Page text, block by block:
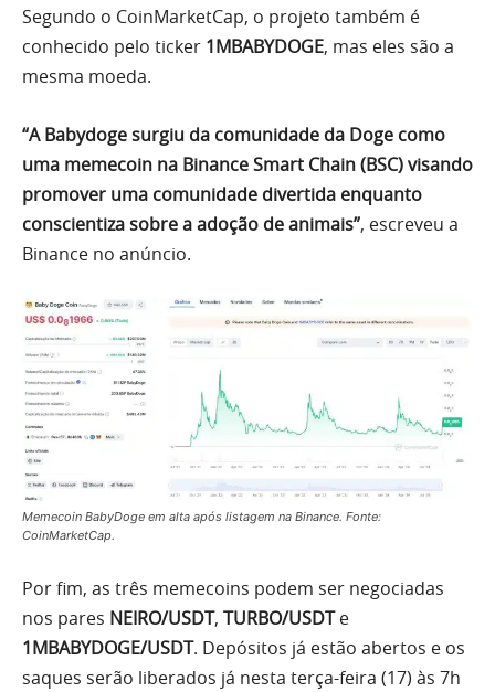
Segundo o CoinMarketCap, o projeto também é
conhecido pelo ticker 1MBABYDOGE, mas eles são a
mesma moeda.
“A Babydoge surgiu da comunidade da Doge como
uma memecoin na Binance Smart Chain (BSC) visando
promover uma comunidade divertida enquanto
conscientiza sobre a adoção de animais”, escreveu a
Binance no anúncio.
Memecoin BabyDoge em alta após listagem na Binance. Fonte:
CoinMarketCap.
Por fim, as três memecoins podem ser negociadas
nos pares NEIRO/USDT, TURBO/USDTe
1MBABYDOGE/USDT. Depósitos já estão abertos e os
saques serão liberados já nesta terça-feira (17) às 7h